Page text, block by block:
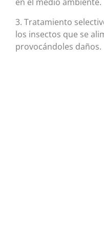
3. Tratamiento
los insectos que se
provocándoles daños.